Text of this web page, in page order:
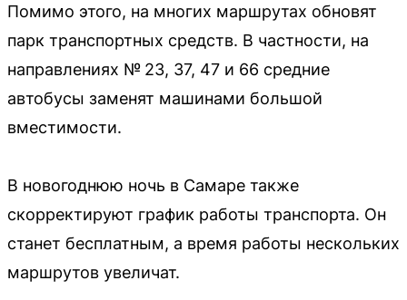
Помимо этого, на многих маршрутах обновят
парк транспортных средств. В частности, на
направлениях № 23, 37, 47 и 66 средние
автобусы заменят машинами большой
вместимости.
В новогоднюю ночь в Самаре также
скорректируют график работы транспорта. Он
станет бесплатным, а время работы нескольких
маршрутов увеличат.